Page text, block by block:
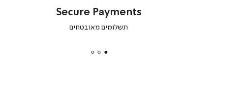
secure
Secure Payments
תשלומים מאובטחים